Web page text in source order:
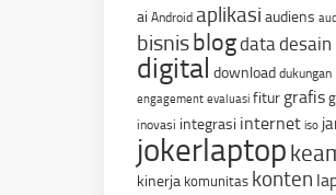
ai Android aplikasi audiens
bisnisblogdata desain
digital download dukungan
engagement evaluasi fitur grafis
inovasi integrasi internet iso
jokerlaptop
kinerja komunitas konten